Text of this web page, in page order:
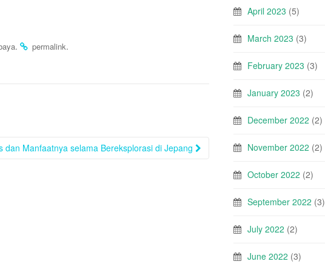
. permalink.
dan Manfaatnya selama Bereksplorasi di Jepang
April 2023 (5)
March 2023 (3)
February 2023 (3)
January 2023 (2)
December 2022 (2)
November 2022 (2)
October 2022 (2)
September 2022 (3)
July 2022 (2)
June 2022 (3)